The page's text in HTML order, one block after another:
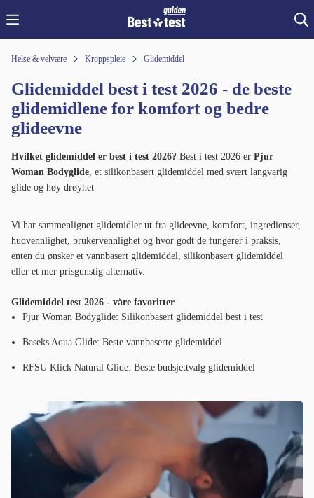
Helse & velvære Kroppspleie Glidemiddel
Glidemiddel best i test 2026 - de beste
glidemidlene for komfort og bedre
glideevne
Hvilket glidemiddel er best i test 2026? Best i test 2026 er Pjur
Woman Bodyglide, et silikonbasert glidemiddel med svært langvarig
glide og høy drøyhet
Vi har sammenlignet glidemidler ut fra glideevne, komfort, ingredienser,
hudvennlighet, brukervennlighet og hvor godt de fungerer i praksis,
enten du ønsker et vannbasert glidemiddel, silikonbasert glidemiddel
eller et mer prisgunstig alternativ.
Glidemiddel test 2026 - våre favoritter
Pjur Woman Bodyglide: Silikonbasert glidemiddel best i test
Baseks Aqua Glide: Beste vannbaserte glidemiddel
RFSU Klick Natural Glide: Beste budsjettvalg glidemiddel